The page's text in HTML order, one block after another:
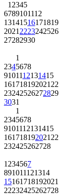
1 2345
6789101112
13141516171819
2021 2223242526
27282930
1
2345678
9101112131415
161718192021 22
23242526272829
3031
1
2345678
9101112131415
161718192021 22
232425262728
1 234567
891011121314
15161718192021
22232425262728